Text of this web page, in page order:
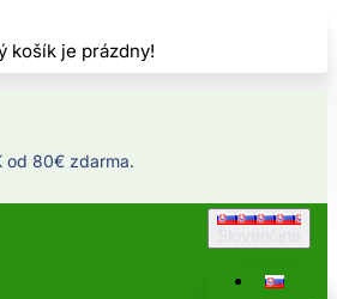
košík je prázdny!
od 80€ zdarma.